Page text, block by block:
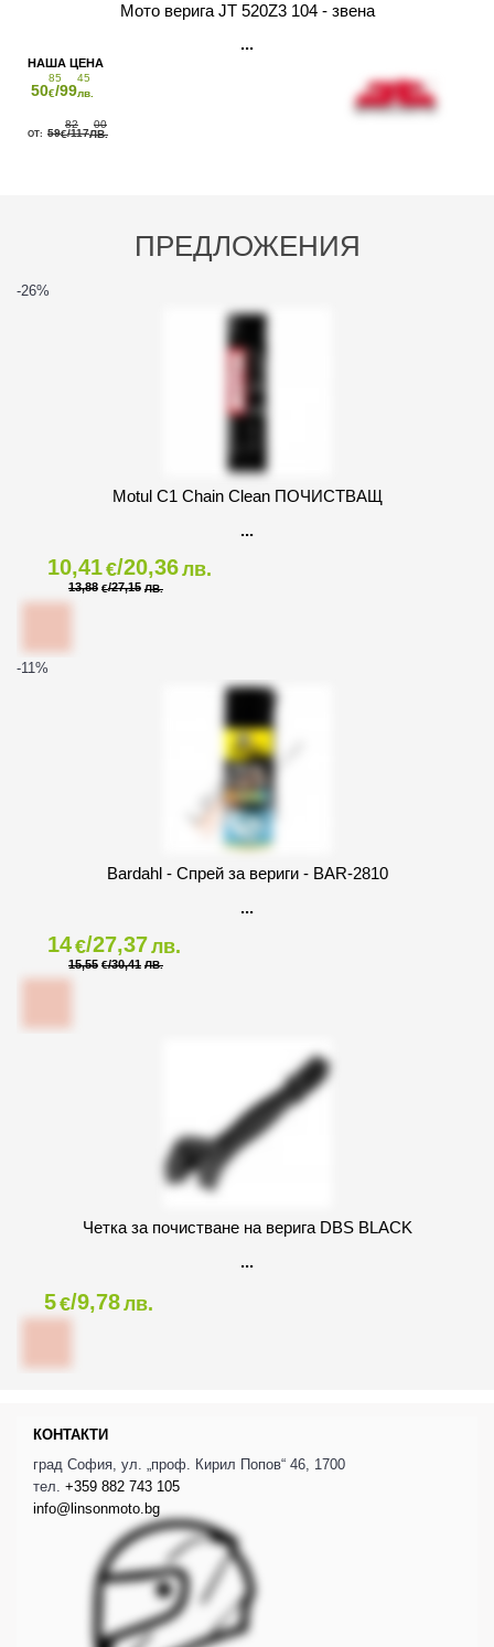
ПРЕДЛОЖЕНИЯ
-26%
Motul C1 Chain Clean ПОЧИСТВАЩ
10,41€/20,36лв.
13,88 €/27,15 ЛВ.
-11%
Bardahl - Спрей за вериги - BAR-2810
14€/27,37лв.
15,55 €/30,41 ЛВ.
Четка за почистване на верига DBS BLACK
5€/9,78лв.
Мото верига JT 520Z3 104 - звена
50
85
€/99
45
лв.
59
82
€/117
00
ЛВ.
КОНТАКТИ
град София, ул. „проф. Кирил Попов“ 46, 1700
тел. +359 882 743 105
info@linsonmoto.bg